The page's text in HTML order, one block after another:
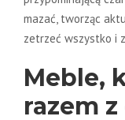
mazać, tworząc
zetrzeć wszystko i
Meble,
razem